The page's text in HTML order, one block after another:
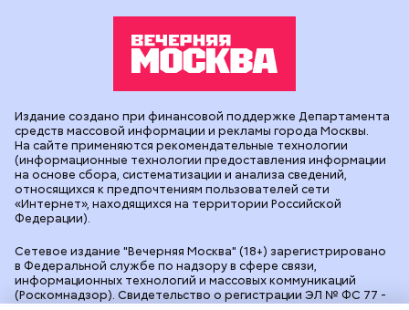
Сетевое издание "Вечерняя Москва" (18+) зарегистрировано
в Федеральной службе по надзору в сфере связи,
информационных технологий и массовых коммуникаций
(Роскомнадзор). Свидетельство о регистрации ЭЛ № ФС 77 -
Издание создано при финансовой поддержке Департамента
средств массовой информации и рекламы города Москвы.
На сайте применяются рекомендательные технологии
(информационные технологии предоставления информации
на основе сбора, систематизации и анализа сведений,
относящихся к предпочтениям пользователей сети
«Интернет», находящихся на территории Российской
Федерации).